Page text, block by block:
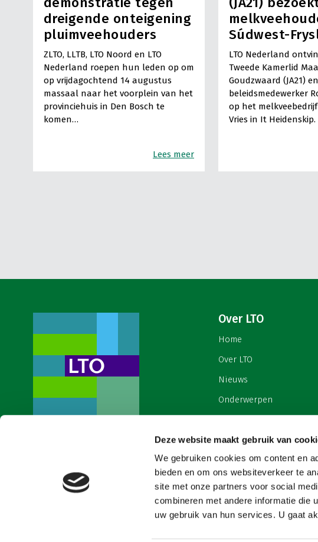
Deze website maakt gebruik van
We gebruiken cookies om content en
bieden en om ons websiteverkeer te
site met onze partners voor social
combineren met andere informatie die
uw gebruik van hun services. U gaat
dreigende onteigening
pluimveehouders
ZLTO, LLTB, LTO Noord en LTO
Nederland roepen hun leden op om
op vrijdagochtend 14 augustus
massaal naar het voorplein van het
provinciehuis in Den Bosch te
komen…
Lees meer
Súdwest-
LTO Nederland
Tweede Kamerlid
Goudzwaard (JA21) en
beleidsmedewerker
op het
Vries in It Heidenskip.
werkgeversorganisatie met meerwaarde,
voor een sector met meerwaarde. Dat is
Land- en Tuinbouw Organisatie
Nederland (LTO).
Over LTO
Home
Over LTO
Nieuws
Onderwerpen
Contact
Cookies & privacy